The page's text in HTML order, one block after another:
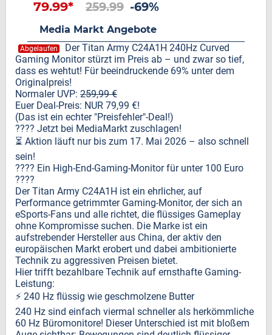
79.99* 259.99 -69%
Media Markt Angebote
Abgelaufen
Der Titan Army C24A1H 240Hz Curved
Gaming Monitor stürzt im Preis ab – und zwar so tief,
dass es wehtut! Für beeindruckende 69% unter dem
Originalpreis!
Normaler UVP: 259,99 €
Euer Deal-Preis: NUR 79,99 €!
(Das ist ein echter "Preisfehler"-Deal!)
???? Jetzt bei MediaMarkt zuschlagen!
⏳ Aktion läuft nur bis zum 17. Mai 2026 – also schnell
sein!
???? Ein High-End-Gaming-Monitor für unter 100 Euro
????
Der Titan Army C24A1H ist ein ehrlicher, auf
Performance getrimmter Gaming-Monitor, der sich an
eSports-Fans und alle richtet, die flüssiges Gameplay
ohne Kompromisse suchen. Die Marke ist ein
aufstrebender Hersteller aus China, der aktiv den
europäischen Markt erobert und dabei ambitionierte
Technik zu aggressiven Preisen bietet.
Hier trifft bezahlbare Technik auf ernsthafte Gaming-
Leistung:
⚡ 240 Hz flüssig wie geschmolzene Butter
240 Hz sind einfach viermal schneller als herkömmliche
60 Hz Büromonitore! Dieser Unterschied ist mit bloßem